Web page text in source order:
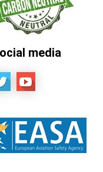
media